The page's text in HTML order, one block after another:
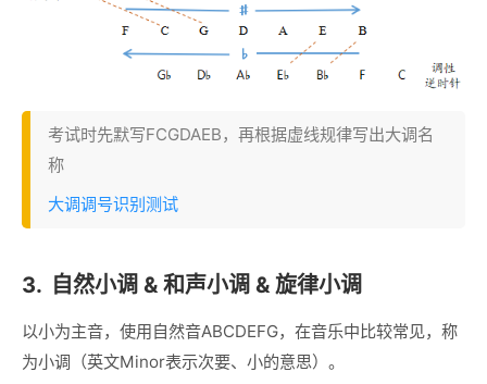
考试时先默写FCGDAEB，再根据虚线规律写出大调名
称
大调调号识别测试
3. 自然小调 & 和声小调 & 旋律小调
以小为主音，使用自然音ABCDEFG，在音乐中比较常见，称
为小调（英文Minor表示次要、小的意思）。